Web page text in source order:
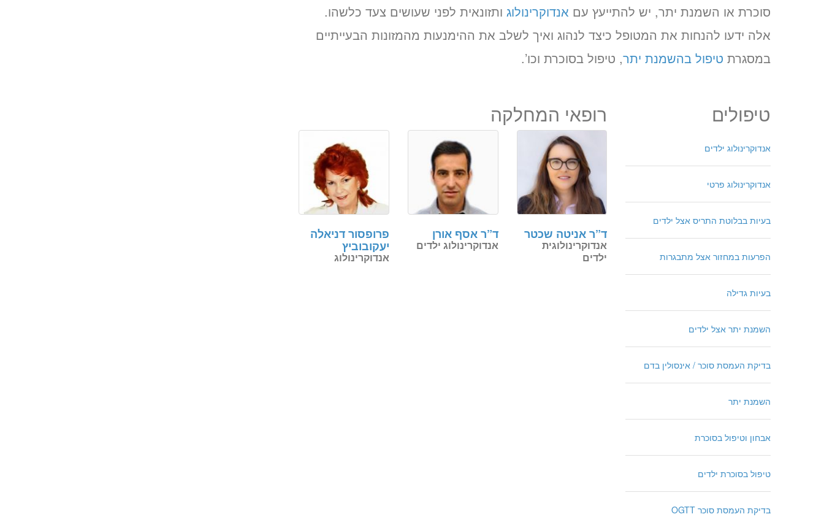
סוכרת או השמנת יתר, יש להתייעץ עם אנדוקרינולוג ותזונאית לפני שעושים צעד כלשהו.
אלה ידעו להנחות את המטופל כיצד לנהוג ואיך לשלב את ההימנעות מהמזונות הבעייתיים
במסגרת טיפול בהשמנת יתר, טיפול בסוכרת וכו’.
טיפולים
אנדוקרינולוג ילדים
אנדוקרינולוג פרטי
בעיות בבלוטת התריס אצל ילדים
הפרעות במחזור אצל מתבגרות
בעיות גדילה
השמנת יתר אצל ילדים
בדיקת העמסת סוכר / אינסולין בדם
השמנת יתר
אבחון וטיפול בסוכרת
טיפול בסוכרת ילדים
בדיקת העמסת סוכר OGTT
רופאי המחלקה
פרופסור דניאלה
יעקובוביץ
אנדוקרינולוג
ד”ר אסף אורן
אנדוקרינולוג ילדים
ד”ר אניטה שכטר
אנדוקרינולוגית
ילדים